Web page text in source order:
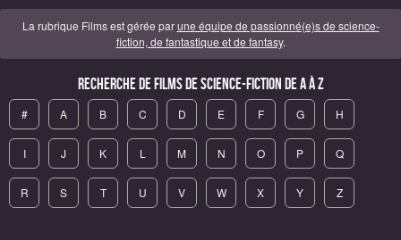
La rubrique Films est gérée parune équipe de passionné(e)s de science-
fiction, de fantastique et de fantasy.
Recherche de Films de science-fiction de A à Z
# A B C D E F G H
I J K L M N O P Q
R S T U V W X Y Z